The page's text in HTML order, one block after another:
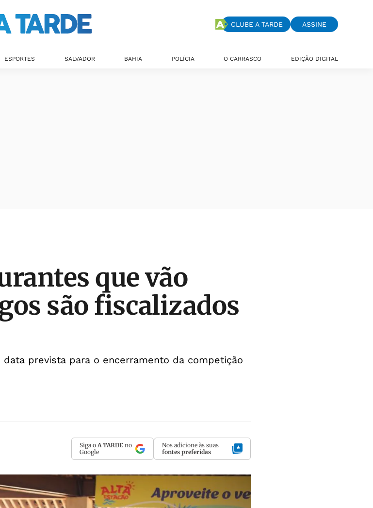
CLUBE A TARDE ASSINE
ESPORTES SALVADOR BAHIA POLÍCIA O CARRASCO EDIÇÃO DIGITAL
que vão
são fiscalizados
data prevista para o encerramento da competição
Siga o A TARDE no
Google
Nos adicione às suas
fontes preferidas